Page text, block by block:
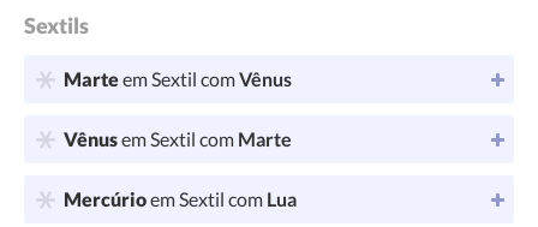
Sextils
Marteem Sextil comVênus
Vênusem Sextil com Marte
Mercúrioem Sextil com Lua